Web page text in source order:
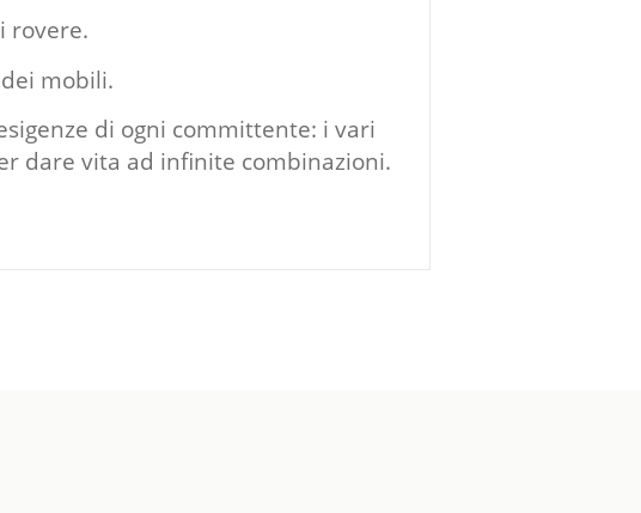
rovere.
mobili.
di ogni committente: i vari
dare vita ad infinite combinazioni.